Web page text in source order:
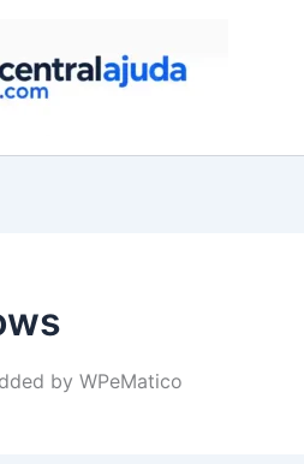
by WPeMatico